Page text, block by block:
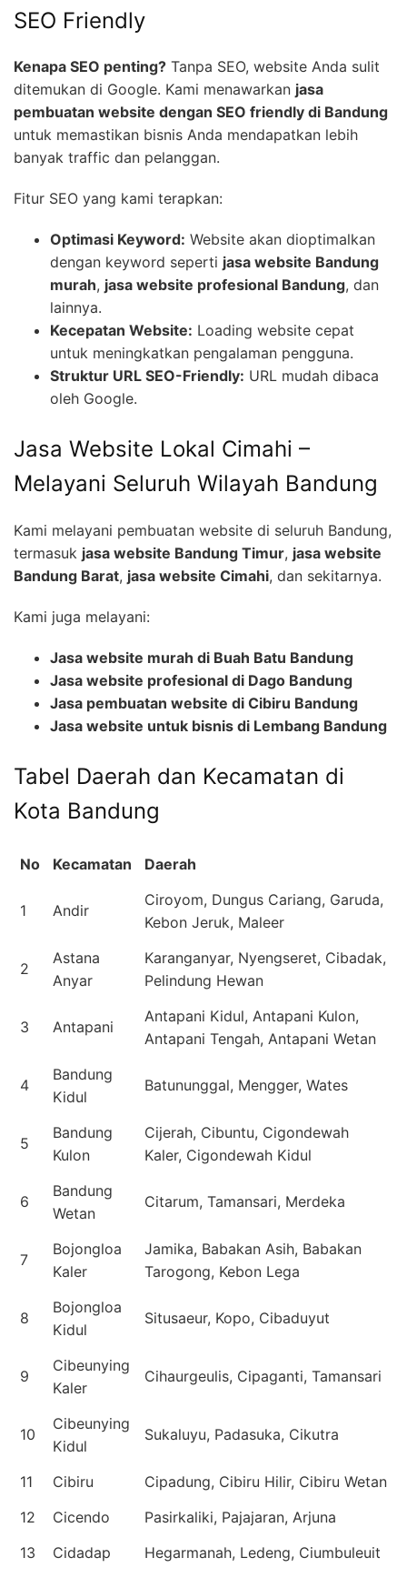
SEO Friendly
Kenapa SEO penting? Tanpa SEO, website Anda sulit
ditemukan di Google. Kami menawarkan jasa
pembuatan website dengan SEO friendly di Bandung
untuk memastikan bisnis Anda mendapatkan lebih
banyak traffic dan pelanggan.
Fitur SEO yang kami terapkan:
Optimasi Keyword: Website akan dioptimalkan
dengan keyword seperti jasa website Bandung
murah, jasa website profesional Bandung, dan
lainnya.
Kecepatan Website: Loading website cepat
untuk meningkatkan pengalaman pengguna.
Struktur URL SEO-Friendly: URL mudah dibaca
oleh Google.
Jasa Website Lokal Cimahi –
Melayani Seluruh Wilayah Bandung
Kami melayani pembuatan website di seluruh Bandung,
termasuk jasa website Bandung Timur, jasa website
Bandung Barat, jasa website Cimahi, dan sekitarnya.
Kami juga melayani:
Jasa website murah di Buah Batu Bandung
Jasa website profesional di Dago Bandung
Jasa pembuatan website di Cibiru Bandung
Jasa website untuk bisnis di Lembang Bandung
Tabel Daerah dan Kecamatan di
Kota Bandung
No Kecamatan Daerah
1 Andir
Ciroyom, Dungus Cariang, Garuda,
Kebon Jeruk, Maleer
2
Astana
Anyar
Karanganyar, Nyengseret, Cibadak,
Pelindung Hewan
3 Antapani
Antapani Kidul, Antapani Kulon,
Antapani Tengah, Antapani Wetan
4
Bandung
Kidul
Batununggal, Mengger, Wates
5
Bandung
Kulon
Cijerah, Cibuntu, Cigondewah
Kaler, Cigondewah Kidul
6
Bandung
Wetan
Citarum, Tamansari, Merdeka
7
Bojongloa
Kaler
Jamika, Babakan Asih, Babakan
Tarogong, Kebon Lega
8
Bojongloa
Kidul
Situsaeur, Kopo, Cibaduyut
9
Cibeunying
Kaler
Cihaurgeulis, Cipaganti, Tamansari
10
Cibeunying
Kidul
Sukaluyu, Padasuka, Cikutra
11 Cibiru
Cipadung, Cibiru Hilir, Cibiru Wetan
12
Cicendo
Pasirkaliki, Pajajaran, Arjuna
13
Cidadap Hegarmanah, Ledeng, Ciumbuleuit